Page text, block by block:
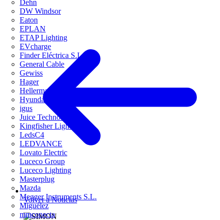
Dehn
DW Windsor
Eaton
EPLAN
ETAP Lighting
EVcharge
Finder Eléctrica S.L.U
General Cable
Gewiss
Hager
HellermannTyton
Hyundai Electric
igus
Juice Technology
Kingfisher Lighting
LedsC4
LEDVANCE
Lovato Electric
Luceco Group
Luceco Lighting
Masterplug
Mazda
Megger Instruments S.L.
Miguélez
mmconecta
Volver a Noticias